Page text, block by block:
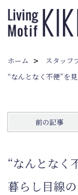
ホーム
スタッフ
“なんとなく不便”を
前の記事
“なんとなく
暮らし目線